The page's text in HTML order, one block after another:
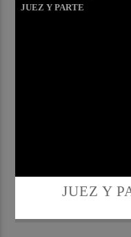
JUEZ Y PARTE
JUEZ Y